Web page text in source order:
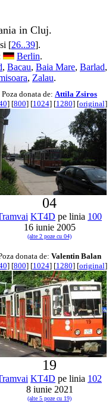
in Cluj.
[26..39].
Berlin.
, Bacau, Baia Mare, Barlad,
, Zalau.
Poza donata de: Attila Zsiros
] [800] [1024] [1280] [original]
04
KT4D pe linia 100
16 iunie 2005
(alte 2 poze cu 04)
donata de: Valentin Balan
] [800] [1024] [1280] [original]
19
KT4D pe linia 102
8 iunie 2021
(alte 5 poze cu 19)